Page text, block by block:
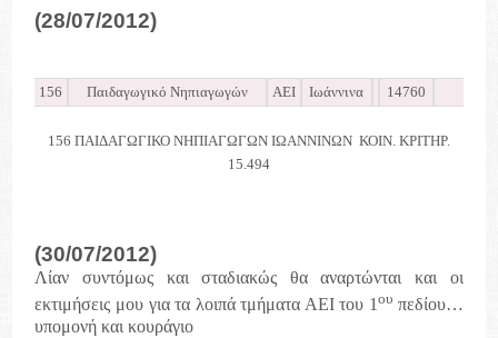
(28/07/2012)
156 Παιδαγωγικό Νηπιαγωγών ΑΕΙ Ιωάννινα 14760
156 ΠΑΙΔΑΓΩΓΙΚΟ ΝΗΠΙΑΓΩΓΩΝ ΙΩΑΝΝΙΝΩΝ ΚΟΙΝ. ΚΡΙΤΗΡ.
15.494
(30/07/2012)
Λίαν συντόμως και σταδιακώς θα αναρτώνται και οι
εκτιμήσεις μου για τα λοιπά τμήματα ΑΕΙ του 1ου πεδίου…
υπομονή και κουράγιο